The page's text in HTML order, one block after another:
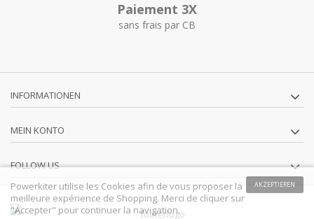
Paiement 3X
sans frais par CB
INFORMATIONEN
MEIN KONTO
FOLLOW US
AKZEPTIEREN
Powerkiter utilise les Cookies afin de vous proposer la
meilleure expérience de Shopping. Merci de cliquer sur
"Accepter" pour continuer la navigation.